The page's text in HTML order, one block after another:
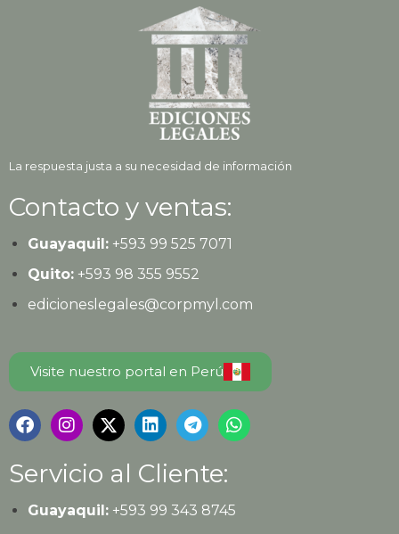
La respuesta justa a su necesidad de información
Contacto y ventas:
Guayaquil:+593 99 525 7071
Quito:+593 98 355 9552
edicioneslegales@corpmyl.com
Visite nuestro portal en Perú
Servicio al Cliente:
Guayaquil:+593 99 343 8745